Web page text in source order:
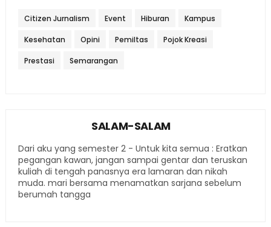
Citizen Jurnalism Event Hiburan Kampus
Kesehatan Opini Pemiltas Pojok Kreasi
Prestasi Semarangan
SALAM-SALAM
Dari aku yang semester 2 - Untuk kita semua : Eratkan
pegangan kawan, jangan sampai gentar dan teruskan
kuliah di tengah panasnya era lamaran dan nikah
muda. mari bersama menamatkan sarjana sebelum
berumah tangga